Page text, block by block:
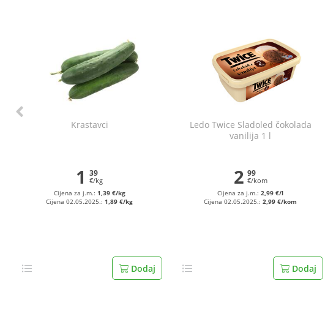
Krastavci
1 39
€/kg
Cijena za j.m.: 1,39 €/kg
Cijena 02.05.2025.:1,89 €/kg
Dodaj
Ledo Twice Sladoled čokolada
vanilija 1 l
2 99
€/kom
Cijena za j.m.:2,99 €/l
Cijena 02.05.2025.:2,99 €/kom
Dodaj